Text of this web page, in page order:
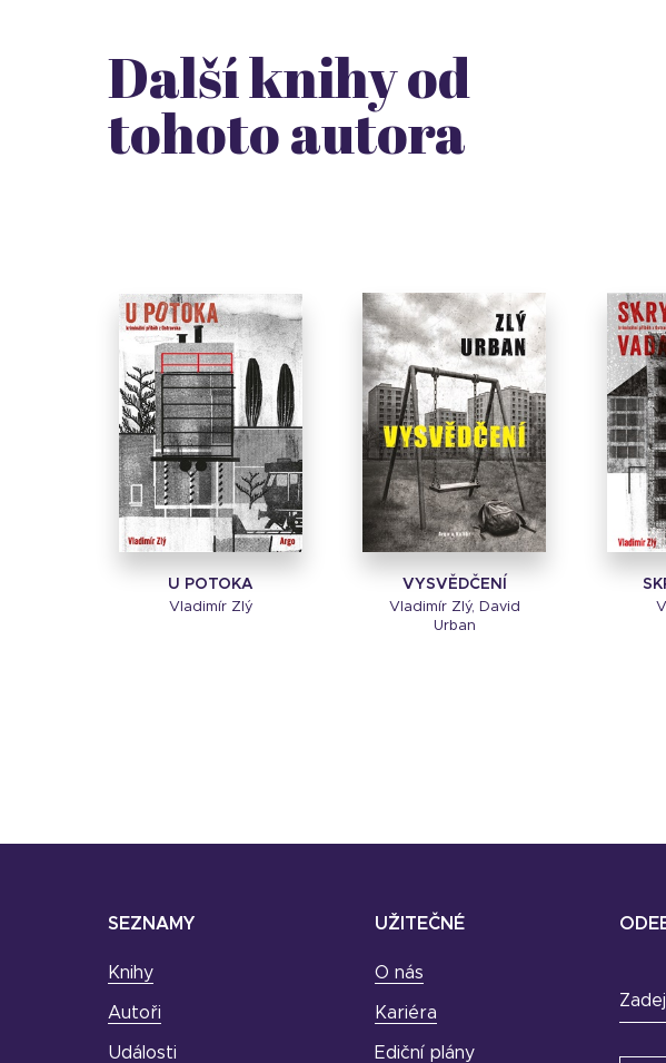
Další knihy od
tohoto autora
U POTOKA
Vladimír Zlý
VYSVĚDČENÍ
Vladimír Zlý, David
Urban
SEZNAMY
Knihy
Autoři
Události
UŽITEČNÉ
O nás
Kariéra
Ediční plány